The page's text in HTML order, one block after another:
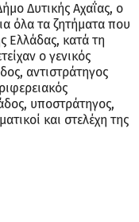
Δυτικής Αχαΐας, ο
όλα τα ζητήματα που
Ελλάδας, κατά τη
ο γενικός
αντιστράτηγος
υποστράτηγος,
και στελέχη της